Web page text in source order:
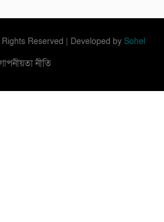
Rights Reserved | Developed by Sohel
নীতি